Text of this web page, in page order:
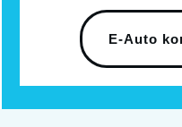
E-Auto